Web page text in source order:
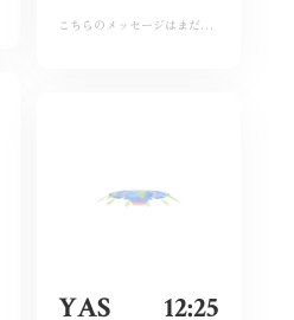
こちらのメッセージはまだ運営承認前となります。しばらくおまちください。
YAS 12:25